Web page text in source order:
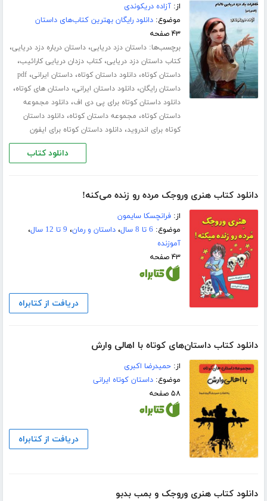
از:آزاده دریکوندی
موضوع:دانلود رایگان بهترین کتاب‌های داستان
۴۳ صفحه
برچسب‌ها:داستان دزد دریایی،داستان درباره دزد دریایی،
کتاب داستان دزد دریایی،کتاب دزدان دریایی کارائیب،
داستان کوتاه،دانلود داستان کوتاه،داستان ایرانی،pdf
داستان رایگان،دانلود داستان ایرانی،داستان های کوتاه،
دانلود داستان کوتاه برای پی دی اف،دانلود مجموعه
داستان کوتاه، مجموعه داستان کوتاه،دانلود داستان
کوتاه برای اندروید،دانلود داستان کوتاه برای ایفون
دانلود کتاب
دانلود کتاب هنری وروجک مرده رو زنده می‌کنه!
از:فرانچسکا سایمون
موضوع: 6 تا 8 سال ،داستان و رمان، 9 تا 12 سال
،
آموزنده
۴۳ صفحه
دریافت از کتابراه
دانلود کتاب داستان‌های کوتاه با اهالی وارش
از:حمیدرضا اکبری
موضوع:داستان کوتاه ایرانی
۵۸ صفحه
دریافت از کتابراه
دانلود کتاب هنری وروجک و بمب بدبو